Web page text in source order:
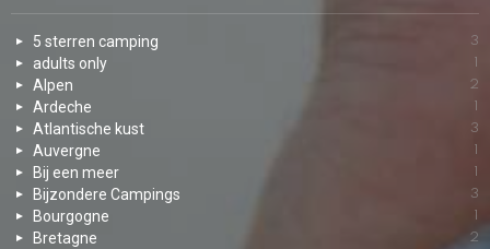
5 sterren camping 3
adults only
Alpen 2
Ardeche
Atlantische kust 3
Auvergne
Bij een meer
Bijzondere Campings 3
Bourgogne
Bretagne 2